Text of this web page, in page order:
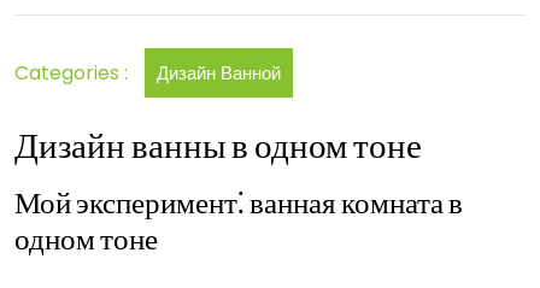
комната
Categories : Дизайн Ванной
Дизайн ванны в одном тоне
Мой эксперимент⁚ ванная комната в
одном тоне